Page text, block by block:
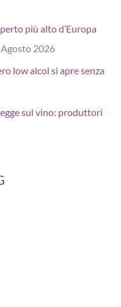
più alto d’Europa
2026
low alcol si apre senza
sul vino: produttori